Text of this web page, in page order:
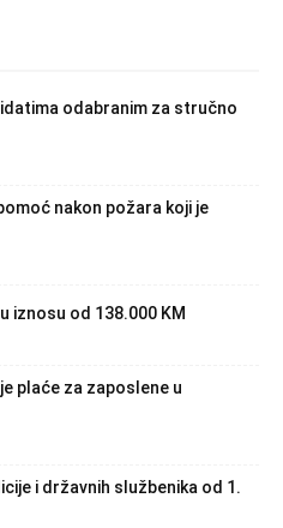
odabranim za stručno
nakon požara koji je
iznosu od 138.000 KM
plaće za zaposlene u
i državnih službenika od 1.